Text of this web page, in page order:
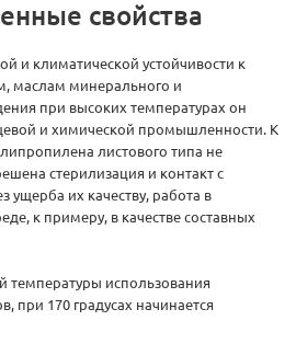
свойства
и климатической устойчивости к
маслам минерального и
при высоких температурах он
и химической промышленности. К
листового типа не
стерилизация и контакт с
их качеству, работа в
к примеру, в качестве составных
температуры использования
при 170 градусах начинается